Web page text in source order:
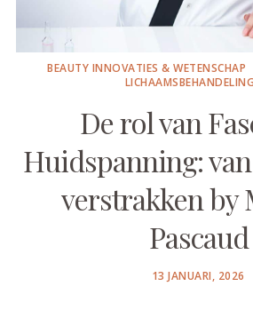
BEAUTY INNOVATIES & WETENSCHAP
De rol van
Huidspanning:
verstrakken by
Pascaud
POSTED
13 JANUARI, 2026